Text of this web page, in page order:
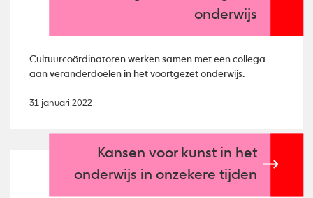
onderwijs
Cultuurcoördinatoren werken samen met een collega
aan veranderdoelen in het voortgezet onderwijs.
31 januari 2022
Kansen voor kunst in het
onderwijs in onzekere tijden